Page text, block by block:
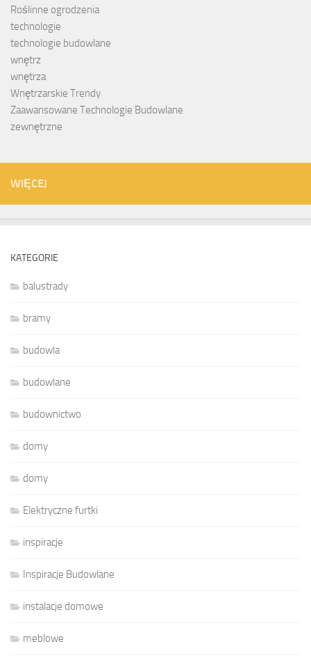
Roślinne ogrodzenia
technologie
technologie budowlane
wnętrz
wnętrza
Wnętrzarskie Trendy
Zaawansowane Technologie Budowlane
zewnętrzne
WIĘCEJ
KATEGORIE
balustrady
bramy
budowla
budowlane
budownictwo
domy
domy
Elektryczne furtki
inspiracje
Inspiracje Budowlane
instalacje domowe
meblowe